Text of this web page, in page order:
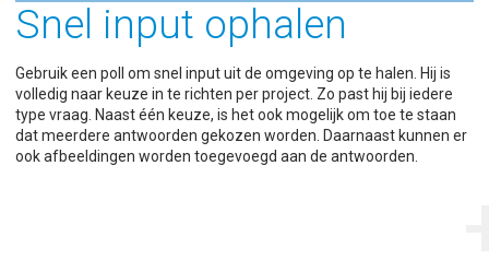
Snel input ophalen
Gebruik een poll om snel input uit de omgeving op te halen. Hij is
volledig naar keuze in te richten per project. Zo past hij bij iedere
type vraag. Naast één keuze, is het ook mogelijk om toe te staan
dat meerdere antwoorden gekozen worden. Daarnaast kunnen er
ook afbeeldingen worden toegevoegd aan de antwoorden.